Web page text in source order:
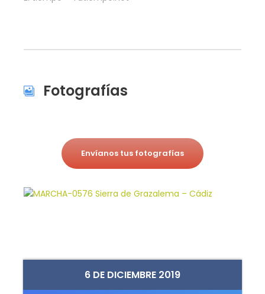
6 DE DICIEMBRE 2019
Fotografías
Envíanos tus fotografías